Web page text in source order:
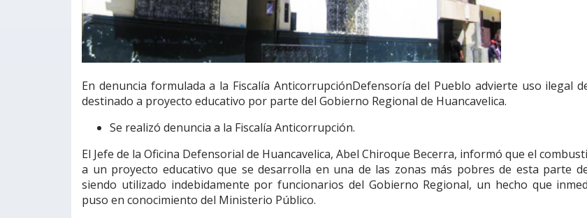
En denuncia formulada a la Fiscalía AnticorrupciónDefensoría del Pueblo advierte uso ilegal
destinado a proyecto educativo por parte del Gobierno Regional de Huancavelica.
Se realizó denuncia a la Fiscalía Anticorrupción.
El Jefe de la Oficina Defensorial de Huancavelica, Abel Chiroque Becerra, informó que el
a un proyecto educativo que se desarrolla en una de las zonas más pobres de esta parte
siendo utilizado indebidamente por funcionarios del Gobierno Regional, un hecho que
puso en conocimiento del Ministerio Público.